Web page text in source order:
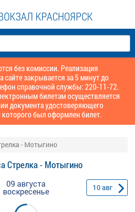
КРАСНОЯРСК
без комиссии. Реализация
сайте закрывается за 5 минут до
справочной службы: 220-11-72.
билетам осуществляется
документа удостоверяющего
которого был оформлен билет.
- Мотыгино
Стрелка - Мотыгино
09 августа
воскресенье 10авг